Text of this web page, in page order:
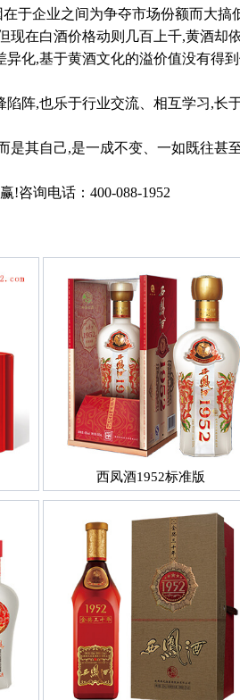
于企业之间为争夺市场份额而大搞
现在白酒价格动则几百上千,黄酒却
化,基于黄酒文化的溢价值没有得
阵,也乐于行业交流、相互学习,长
其自己,是一成不变、一如既往甚
咨询电话：400-088-1952
西凤酒1952标准版